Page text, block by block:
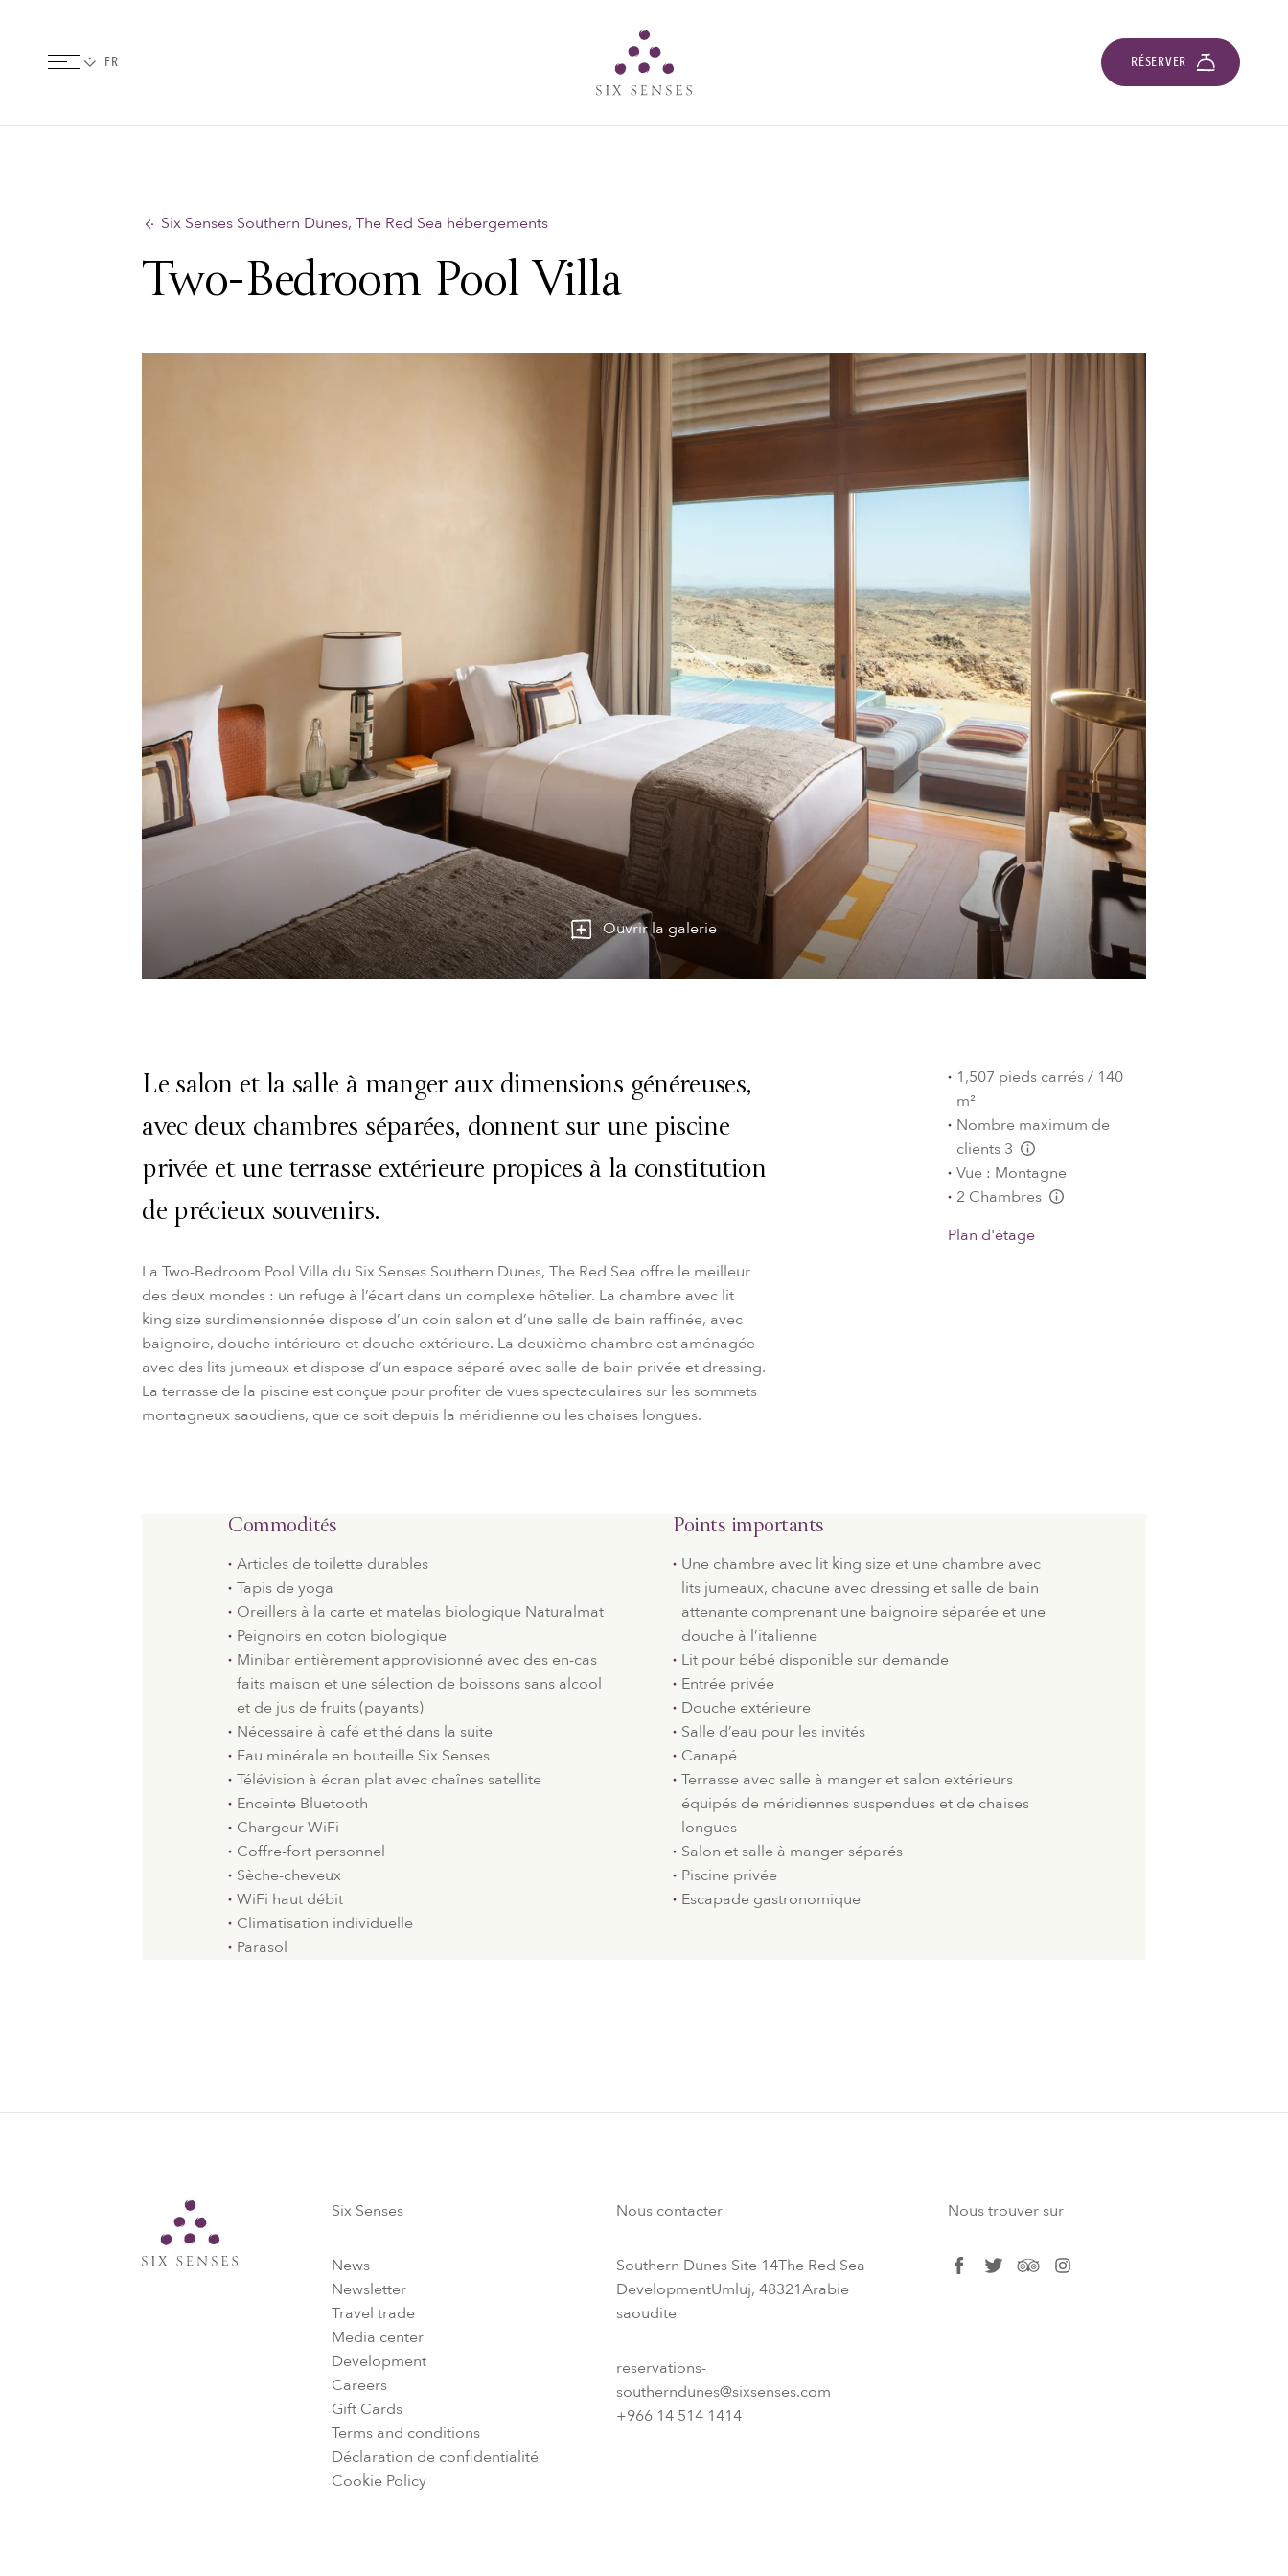
RÉSERVER
Six Senses Southern Dunes, The Red Sea hébergements
Two-Bedroom Pool Villa
Ouvrir la galerie
Le salon et la salle à manger aux dimensions généreuses,
avec deux chambres séparées, donnent sur une piscine
privée et une terrasse extérieure propices à la constitution
de précieux souvenirs.
La Two-Bedroom Pool Villa du Six Senses Southern Dunes, The Red Sea offre le meilleur
des deux mondes : un refuge à l’écart dans un complexe hôtelier. La chambre avec lit
king size surdimensionnée dispose d’un coin salon et d’une salle de bain raffinée, avec
baignoire, douche intérieure et douche extérieure. La deuxième chambre est aménagée
avec des lits jumeaux et dispose d’un espace séparé avec salle de bain privée et dressing.
La terrasse de la piscine est conçue pour profiter de vues spectaculaires sur les sommets
montagneux saoudiens, que ce soit depuis la méridienne ou les chaises longues.
1,507 pieds carrés / 140
m²
Nombre maximum de
clients 3
L:Generic.Info
Vue : Montagne
2 Chambres
L:Generic.Info
Plan d'étage
Commodités
Articles de toilette durables
Tapis de yoga
Oreillers à la carte et matelas biologique Naturalmat
Peignoirs en coton biologique
Minibar entièrement approvisionné avec des en-cas
faits maison et une sélection de boissons sans alcool
et de jus de fruits (payants)
Nécessaire à café et thé dans la suite
Eau minérale en bouteille Six Senses
Télévision à écran plat avec chaînes satellite
Enceinte Bluetooth
Chargeur WiFi
Coffre-fort personnel
Sèche-cheveux
WiFi haut débit
Climatisation individuelle
Parasol
Points importants
Une chambre avec lit king size et une chambre avec
lits jumeaux, chacune avec dressing et salle de bain
attenante comprenant une baignoire séparée et une
douche à l’italienne
Lit pour bébé disponible sur demande
Entrée privée
Douche extérieure
Salle d’eau pour les invités
Canapé
Terrasse avec salle à manger et salon extérieurs
équipés de méridiennes suspendues et de chaises
longues
Salon et salle à manger séparés
Piscine privée
Escapade gastronomique
Six Senses
News
Newsletter
Travel trade
Media center
Development
Careers
Gift Cards
Terms and conditions
Déclaration de confidentialité
Cookie Policy
Nous contacter
Southern Dunes Site 14The Red Sea
DevelopmentUmluj, 48321Arabie
saoudite
reservations-
southerndunes@sixsenses.com
+966 14 514 1414
Nous trouver sur
facebook
twittertripadvisor